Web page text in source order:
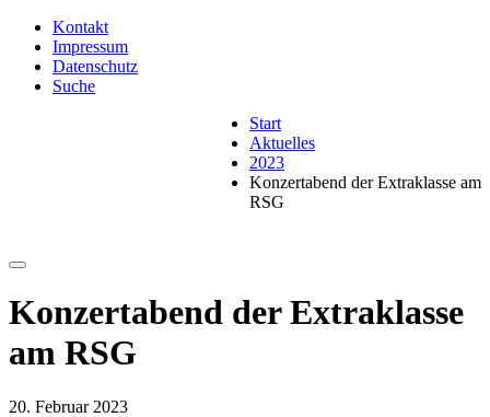
Kontakt
Impressum
Datenschutz
Suche
Start
Aktuelles
2023
Konzertabend der Extraklasse am
RSG
Konzertabend der Extraklasse
am RSG
20. Februar 2023